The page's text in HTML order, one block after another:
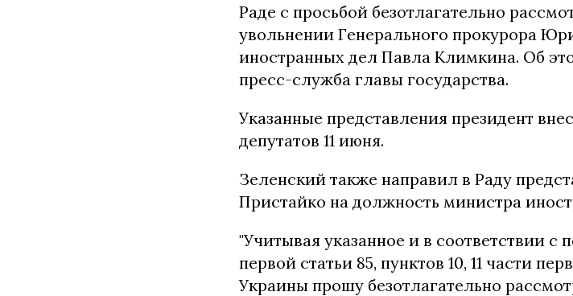
Раде с просьбой безотлагательно
увольнении Генерального прокурора
иностранных дел Павла Климкина. Об
пресс-служба главы государства.
Указанные представления президент
депутатов 11 июня.
Зеленский также направил в Раду
Пристайко на должность министра
"Учитывая указанное и в соответствии с
первой статьи 85, пунктов 10, 11 части
Украины прошу безотлагательно